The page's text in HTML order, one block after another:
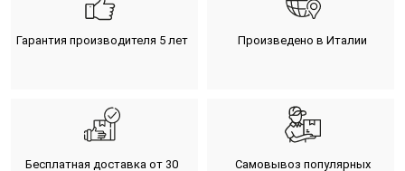
Гарантия производителя 5 лет Произведено в Италии
Бесплатная доставка от 30 Самовывоз популярных